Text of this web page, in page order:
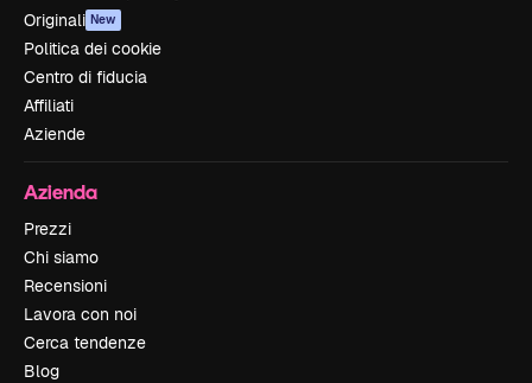
Originali New
Politica dei cookie
Centro di fiducia
Affiliati
Aziende
Azienda
Prezzi
Chi siamo
Recensioni
Lavora con noi
Cerca tendenze
Blog